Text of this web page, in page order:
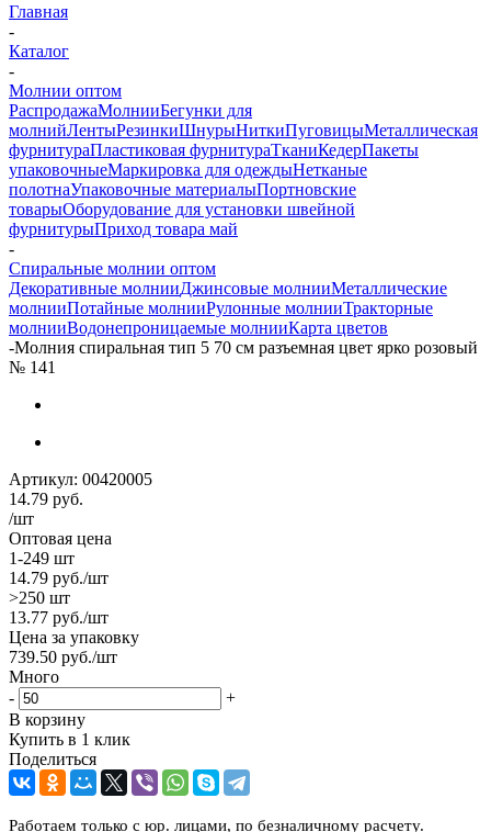
Главная
-
Каталог
-
Молнии оптом
РаспродажаМолнииБегунки для
молнийЛентыРезинкиШнурыНиткиПуговицыМеталлическая
фурнитураПластиковая фурнитураТканиКедерПакеты
упаковочныеМаркировка для одеждыНетканые
полотнаУпаковочные материалыПортновские
товарыОборудование для установки швейной
фурнитурыПриход товара май
-
Спиральные молнии оптом
Декоративные молнииДжинсовые молнииМеталлические
молнииПотайные молнииРулонные молнииТракторные
молнииВодонепроницаемые молнииКарта цветов
-Молния спиральная тип 5 70 см разъемная цвет ярко розовый
№ 141
Артикул: 00420005
14.79 руб.
/шт
Оптовая цена
1-249 шт
14.79 руб./шт
>250 шт
13.77 руб./шт
Цена за упаковку
739.50 руб./шт
Много
-
+
В корзину
Купить в 1 клик
Поделиться
Работаем только с юр. лицами, по безналичному расчету.